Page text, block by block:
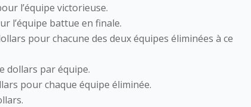
l’équipe victorieuse.
l’équipe battue en finale.
pour chacune des deux équipes éliminées à ce
dollars par équipe.
pour chaque équipe éliminée.